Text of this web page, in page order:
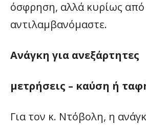
όσφρηση, αλλά κυρίως
αντιλαμβανόμαστε.
Ανάγκη για ανεξάρτητες
μετρήσεις – καύση ή
Για τον κ. Ντόβολη, η